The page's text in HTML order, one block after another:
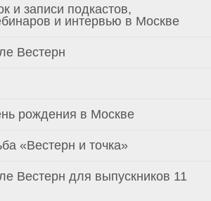
и записи подкастов,
и интервью в Москве
Вестерн
рождения в Москве
«Вестерн и точка»
Вестерн для выпускников 11